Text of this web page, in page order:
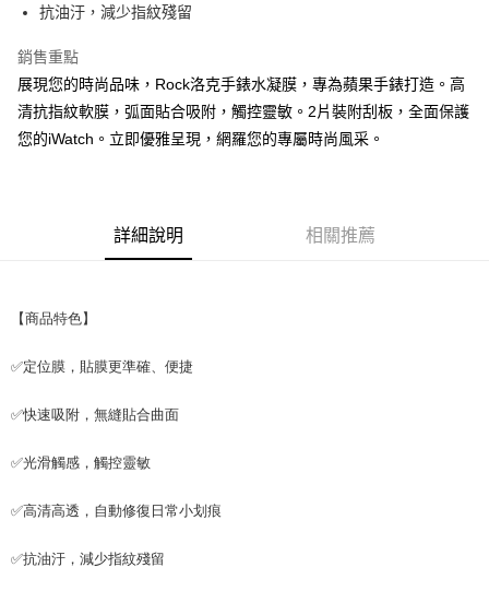
ATM付款
全家取貨付款
每筆NT$65，滿NT$690(含以上)免運費
付款後7-11取貨
每筆NT$100，滿NT$990(含以上)免運費
抗油汙，減少指紋殘留
銷售重點
展現您的時尚品味，Rock洛克手錶水凝膜，專為蘋果手錶打造。高
清抗指紋軟膜，弧面貼合吸附，觸控靈敏。2片裝附刮板，全面保護
您的iWatch。立即優雅呈現，網羅您的專屬時尚風采。
詳細說明 相關推薦
【商品特色】
✅定位膜，貼膜更準確、便捷
✅快速吸附，無縫貼合曲面
✅光滑觸感，觸控靈敏
✅高清高透，自動修復日常小划痕
✅抗油汙，減少指紋殘留